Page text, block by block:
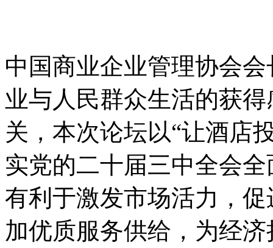
中国商业企业管理协会
业与人民群众生活的获
关，本次论坛以“让酒店
实党的二十届三中全会
有利于激发市场活力，
加优质服务供给，为经